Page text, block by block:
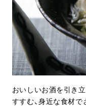
おいしいお酒を引き
すすむ、身近な食材